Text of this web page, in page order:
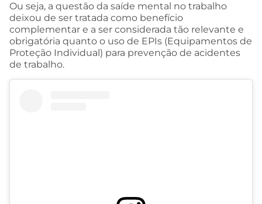
Ou seja, a questão da saíde mental no trabalho
deixou de ser tratada como benefício
complementar e a ser considerada tão relevante e
obrigatória quanto o uso de EPIs (Equipamentos de
Proteção Individual) para prevenção de acidentes
de trabalho.